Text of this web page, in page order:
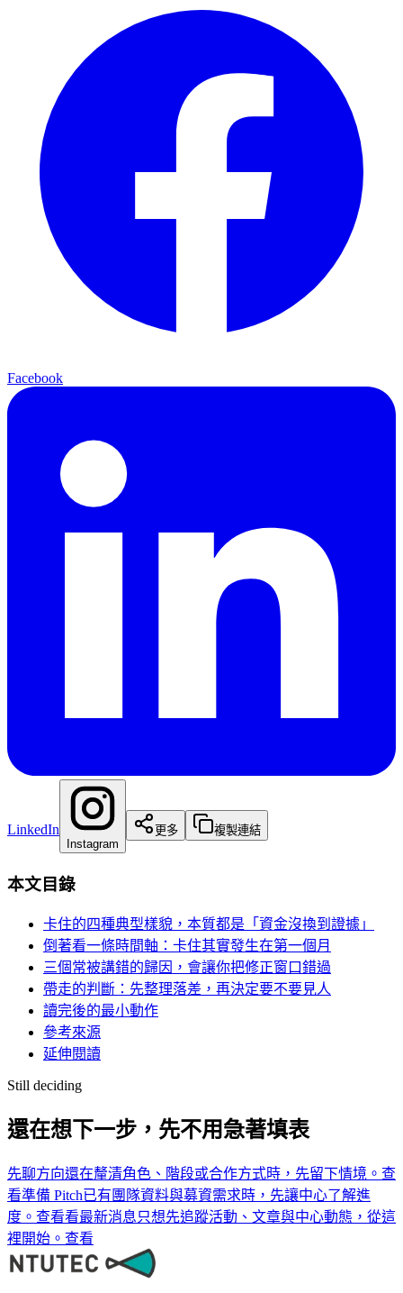
Facebook
LinkedIn
Instagram
更多 複製連結
本文目錄
卡住的四種典型樣貌，本質都是「資金沒換到證據」
倒著看一條時間軸：卡住其實發生在第一個月
三個常被講錯的歸因，會讓你把修正窗口錯過
帶走的判斷：先整理落差，再決定要不要見人
讀完後的最小動作
參考來源
延伸閱讀
Still deciding
還在想下一步，先不用急著填表
先聊方向還在釐清角色、階段或合作方式時，先留下情境。 查
看準備 Pitch已有團隊資料與募資需求時，先讓中心了解進
度。 查看看最新消息只想先追蹤活動、文章與中心動態，從這
裡開始。 查看